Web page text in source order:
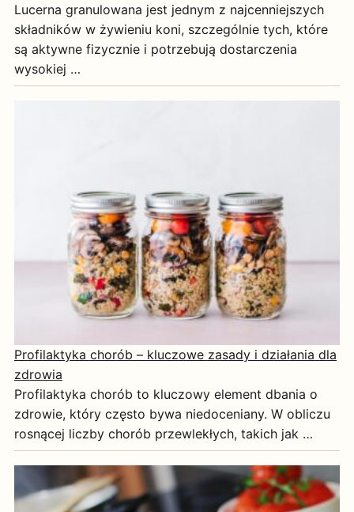
Lucerna granulowana jest jednym z najcenniejszych
składników w żywieniu koni, szczególnie tych, które
są aktywne fizycznie i potrzebują dostarczenia
wysokiej …
Profilaktyka chorób – kluczowe zasady i działania dla
zdrowia
Profilaktyka chorób to kluczowy element dbania o
zdrowie, który często bywa niedoceniany. W obliczu
rosnącej liczby chorób przewlekłych, takich jak …